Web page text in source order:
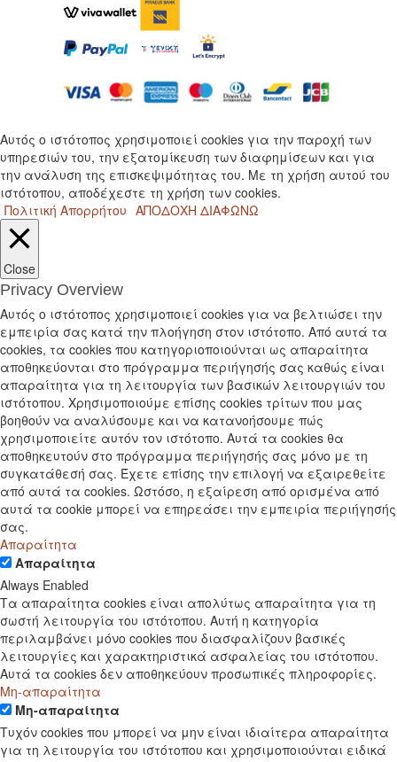
Αυτός ο ιστότοπος χρησιμοποιεί cookies για την παροχή των
υπηρεσιών του, την εξατομίκευση των διαφημίσεων και για
την ανάλυση της επισκεψιμότητας του. Με τη χρήση αυτού του
ιστότοπου, αποδέχεστε τη χρήση των cookies.
Πολιτική Απορρήτου ΑΠΟΔΟΧΗ ΔΙΑΦΩΝΩ
Close
Privacy Overview
Αυτός ο ιστότοπος χρησιμοποιεί cookies για να βελτιώσει την
εμπειρία σας κατά την πλοήγηση στον ιστότοπο. Από αυτά τα
cookies, τα cookies που κατηγοριοποιούνται ως απαραίτητα
αποθηκεύονται στο πρόγραμμα περιήγησής σας καθώς είναι
απαραίτητα για τη λειτουργία των βασικών λειτουργιών του
ιστότοπου. Χρησιμοποιούμε επίσης cookies τρίτων που μας
βοηθούν να αναλύσουμε και να κατανοήσουμε πώς
χρησιμοποιείτε αυτόν τον ιστότοπο. Αυτά τα cookies θα
αποθηκευτούν στο πρόγραμμα περιήγησής σας μόνο με τη
συγκατάθεσή σας. Έχετε επίσης την επιλογή να εξαιρεθείτε
από αυτά τα cookies. Ωστόσο, η εξαίρεση από ορισμένα από
αυτά τα cookie μπορεί να επηρεάσει την εμπειρία περιήγησής
σας.
Απαραίτητα
Απαραίτητα
Always Enabled
Τα απαραίτητα cookies είναι απολύτως απαραίτητα για τη
σωστή λειτουργία του ιστότοπου. Αυτή η κατηγορία
περιλαμβάνει μόνο cookies που διασφαλίζουν βασικές
λειτουργίες και χαρακτηριστικά ασφαλείας του ιστότοπου.
Αυτά τα cookies δεν αποθηκεύουν προσωπικές πληροφορίες.
Μη-απαραίτητα
Μη-απαραίτητα
Τυχόν cookies που μπορεί να μην είναι ιδιαίτερα απαραίτητα
για τη λειτουργία του ιστότοπου και χρησιμοποιούνται ειδικά